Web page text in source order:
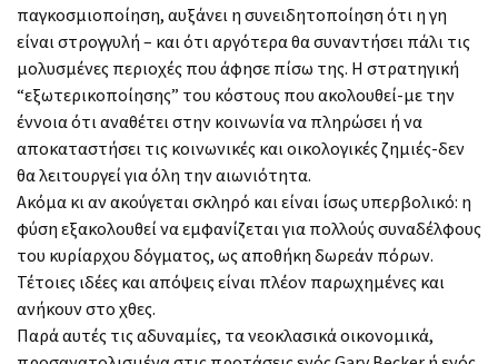
παγκοσμιοποίηση, αυξάνει η συνειδητοποίηση ότι η γη
είναι στρογγυλή – και ότι αργότερα θα συναντήσει πάλι τις
μολυσμένες περιοχές που άφησε πίσω της. Η στρατηγική
“εξωτερικοποίησης” του κόστους που ακολουθεί-με την
έννοια ότι αναθέτει στην κοινωνία να πληρώσει ή να
αποκαταστήσει τις κοινωνικές και οικολογικές ζημιές-δεν
θα λειτουργεί για όλη την αιωνιότητα.
Ακόμα κι αν ακούγεται σκληρό και είναι ίσως υπερβολικό: η
φύση εξακολουθεί να εμφανίζεται για πολλούς συναδέλφους
του κυρίαρχου δόγματος, ως αποθήκη δωρεάν πόρων.
Τέτοιες ιδέες και απόψεις είναι πλέον παρωχημένες και
ανήκουν στο χθες.
Παρά αυτές τις αδυναμίες, τα νεοκλασικά οικονομικά,